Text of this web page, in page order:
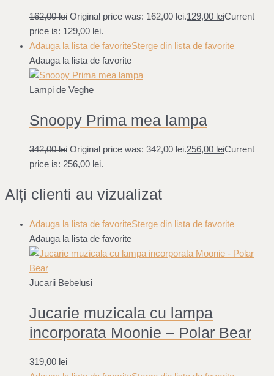
162,00lei Original price was: 162,00 lei.129,00 leiCurrent
price is: 129,00 lei.
Adauga la lista de favoriteSterge din lista de favorite
Adauga la lista de favorite
Lampi de Veghe
Snoopy Prima mea lampa
342,00lei Original price was: 342,00 lei.256,00 leiCurrent
price is: 256,00 lei.
Alți clienti au vizualizat
Adauga la lista de favoriteSterge din lista de favorite
Adauga la lista de favorite
Jucarii Bebelusi
Jucarie muzicala cu lampa
incorporata Moonie – Polar Bear
319,00 lei